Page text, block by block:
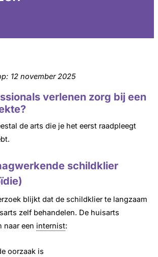
12 november 2025
verlenen zorg bij een
de arts die je het eerst raadpleegt
schildklier
blijkt dat de schildklier te langzaam
zelf behandelen. De huisarts
naar een internist:
oorzaak is